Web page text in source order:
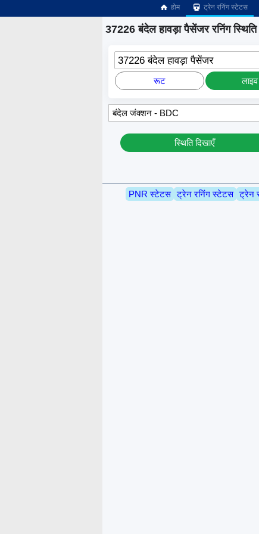
होम ट्रेन रनिंग स्टेटस
37226 बंदेल हावड़ा पैसेंजर रनिंग स्थिति
37226 बंदेल हावड़ा पैसेंजर
रूट लाइव
स्थिति दिखाएँ
PNR स्टेटस ट्रेन रनिंग स्टेटस ट्रेन